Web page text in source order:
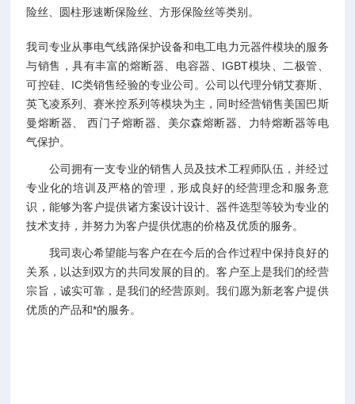
险丝、圆柱形速断保险丝、方形保险丝等类别。
我司专业从事电气线路保护设备和电工电力元器件模块的服务
与销售，具有丰富的熔断器、电容器、IGBT模块、二极管、
可控硅、IC类销售经验的专业公司。公司以代理分销艾赛斯、
英飞凌系列、赛米控系列等模块为主，同时经营销售美国巴斯
曼熔断器、 西门子熔断器、美尔森熔断器、力特熔断器等电
气保护。
公司拥有一支专业的销售人员及技术工程师队伍，并经过
专业化的培训及严格的管理，形成良好的经营理念和服务意
识，能够为客户提供诸方案设计设计、器件选型等较为专业的
技术支持，并努力为客户提供优惠的价格及优质的服务。
我司衷心希望能与客户在在今后的合作过程中保持良好的
关系，以达到双方的共同发展的目的。客户至上是我们的经营
宗旨，诚实可靠，是我们的经营原则。我们愿为新老客户提供
优质的产品和*的服务。